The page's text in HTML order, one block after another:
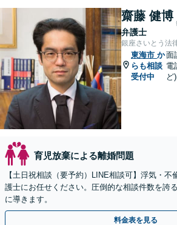
齋藤 健博
弁護士
銀座さいとう法
東海市 か
らも相談
受付中
面
電
ど
育児放棄による離婚問題
【土日祝相談（要予約）LINE相談可】浮気・不
護士にお任せください。圧倒的な相談件数を誇
に導きます。
料金表を見る